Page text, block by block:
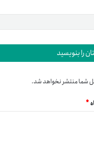
را بنویسید
شما منتشر نخواهد شد.
*